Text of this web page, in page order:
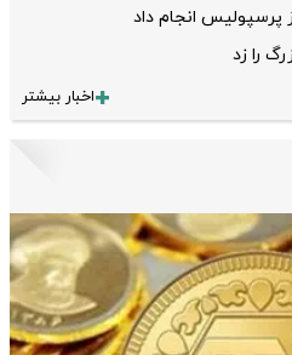
پرسپولیس انجام داد
را زد
اخبار بیشتر